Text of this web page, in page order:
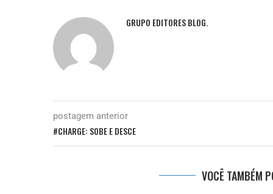
GRUPO EDITORES BLOG.
postagem anterior
#CHARGE: SOBE E DESCE
VOCÊ TAMBÉM